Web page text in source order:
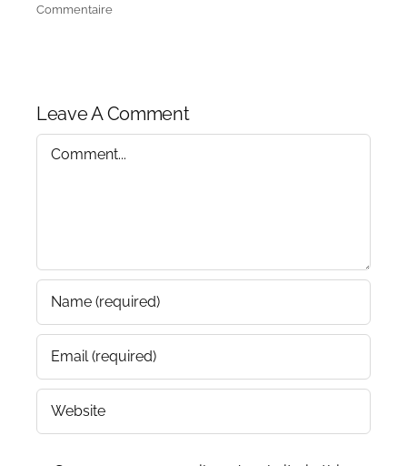
Commentaire
Leave A Comment
Comment